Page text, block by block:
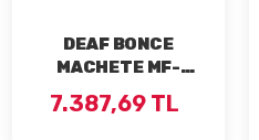
DEAF BONCE
MACHETE MF-
12RD2 2400WAAT
1200 RMS 30 CM
7.387,69 TL